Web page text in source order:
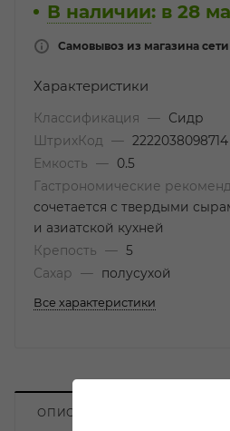
В наличии: в 28
Самовывоз из магазина сети
Характеристики
Классификация —
Сидр
ШтрихКод
— 2222038098714
Емкость
—
0.5
Гастрономические
сочетается с твердыми
и азиатской кухней
Крепость
— 5
Сахар
— полусухой
Все характеристики
ОПИСАНИЕ